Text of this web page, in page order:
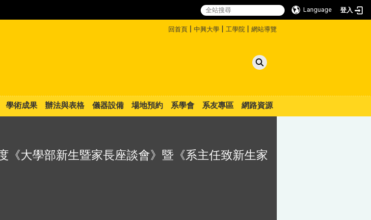
Language 登入
回首頁 | 中興大學 | 工學院 | 網站導覽
學術成果 辦法與表格 儀器設備 場地預約 系學會 系友專區 網路資源
大學部新生暨家長座談會》暨《系主任致新生家